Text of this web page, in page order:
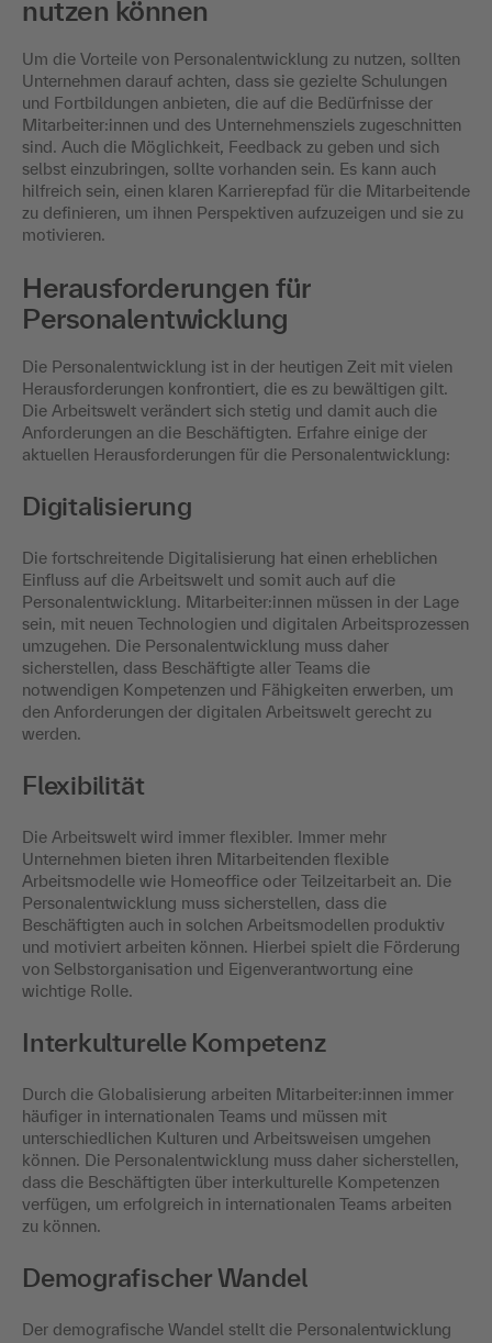
nutzen können
Um die Vorteile von Personalentwicklung zu nutzen, sollten
Unternehmen darauf achten, dass sie gezielte Schulungen
und Fortbildungen anbieten, die auf die Bedürfnisse der
Mitarbeiter:innen und des Unternehmensziels zugeschnitten
sind. Auch die Möglichkeit, Feedback zu geben und sich
selbst einzubringen, sollte vorhanden sein. Es kann auch
hilfreich sein, einen klaren Karrierepfad für die Mitarbeitende
zu definieren, um ihnen Perspektiven aufzuzeigen und sie zu
motivieren.
Herausforderungen für
Personalentwicklung
Die Personalentwicklung ist in der heutigen Zeit mit vielen
Herausforderungen konfrontiert, die es zu bewältigen gilt.
Die Arbeitswelt verändert sich stetig und damit auch die
Anforderungen an die Beschäftigten. Erfahre einige der
aktuellen Herausforderungen für die Personalentwicklung:
Digitalisierung
Die fortschreitende Digitalisierung hat einen erheblichen
Einfluss auf die Arbeitswelt und somit auch auf die
Personalentwicklung. Mitarbeiter:innen müssen in der Lage
sein, mit neuen Technologien und digitalen Arbeitsprozessen
umzugehen. Die Personalentwicklung muss daher
sicherstellen, dass Beschäftigte aller Teams die
notwendigen Kompetenzen und Fähigkeiten erwerben, um
den Anforderungen der digitalen Arbeitswelt gerecht zu
werden.
Flexibilität
Die Arbeitswelt wird immer flexibler. Immer mehr
Unternehmen bieten ihren Mitarbeitenden flexible
Arbeitsmodelle wie Homeoffice oder Teilzeitarbeit an. Die
Personalentwicklung muss sicherstellen, dass die
Beschäftigten auch in solchen Arbeitsmodellen produktiv
und motiviert arbeiten können. Hierbei spielt die Förderung
von Selbstorganisation und Eigenverantwortung eine
wichtige Rolle.
Interkulturelle Kompetenz
Durch die Globalisierung arbeiten Mitarbeiter:innen immer
häufiger in internationalen Teams und müssen mit
unterschiedlichen Kulturen und Arbeitsweisen umgehen
können. Die Personalentwicklung muss daher sicherstellen,
dass die Beschäftigten über interkulturelle Kompetenzen
verfügen, um erfolgreich in internationalen Teams arbeiten
zu können.
Demografischer Wandel
Der demografische Wandel stellt die Personalentwicklung